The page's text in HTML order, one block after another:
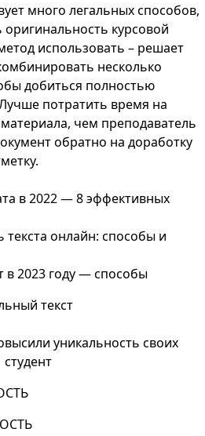
много легальных способов,
курсовой
использовать – решает
несколько
добиться полностью
потратить время на
чем преподаватель
обратно на доработку
в 2022 — 8 эффективных
онлайн: способы и
в 2023 году — способы
текст
уникальность своих